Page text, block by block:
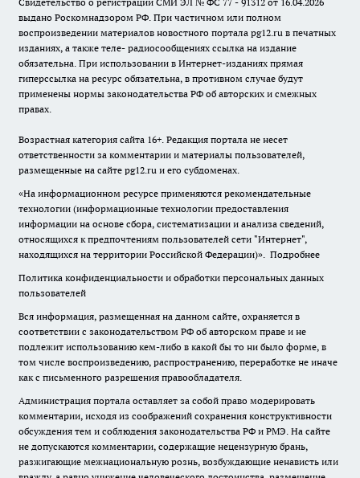
выдано Роскомнадзором РФ. При частичном или полном
воспроизведении материалов новостного портала pg12.ru в печатных
изданиях, а также теле- радиосообщениях ссылка на издание
обязательна. При использовании в Интернет-изданиях прямая
гиперссылка на ресурс обязательна, в противном случае будут
применены нормы законодательства РФ об авторских и смежных
правах.
Возрастная категория сайта 16+. Редакция портала не несет
ответственности за комментарии и материалы пользователей,
размещенные на сайте pg12.ru и его субдоменах.
«На информационном ресурсе применяются рекомендательные
технологии (информационные технологии предоставления
информации на основе сбора, систематизации и анализа сведений,
относящихся к предпочтениям пользователей сети "Интернет",
находящихся на территории Российской Федерации)». Подробнее
Политика конфиденциальности и обработки персональных данных
пользователей
Вся информация, размещенная на данном сайте, охраняется в
соответствии с законодательством РФ об авторском праве и не
подлежит использованию кем-либо в какой бы то ни было форме, в
том числе воспроизведению, распространению, переработке не иначе
как с письменного разрешения правообладателя.
Администрация портала оставляет за собой право модерировать
комментарии, исходя из соображений сохранения конструктивности
обсуждения тем и соблюдения законодательства РФ и РМЭ. На сайте
не допускаются комментарии, содержащие нецензурную брань,
разжигающие межнациональную рознь, возбуждающие ненависть или